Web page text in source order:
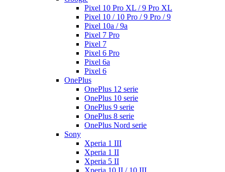
Pixel 10 Pro XL / 9 Pro XL
Pixel 10 / 10 Pro / 9 Pro / 9
Pixel 10a / 9a
Pixel 7 Pro
Pixel 7
Pixel 6 Pro
Pixel 6a
Pixel 6
OnePlus
OnePlus 12 serie
OnePlus 10 serie
OnePlus 9 serie
OnePlus 8 serie
OnePlus Nord serie
Sony
Xperia 1 III
Xperia 1 II
Xperia 5 II
Xperia 10 II / 10 III